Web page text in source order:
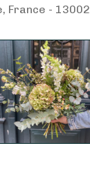
France - 13002